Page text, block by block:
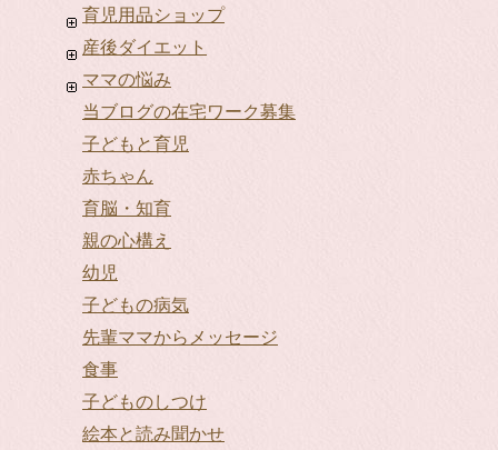
育児用品ショップ
産後ダイエット
ママの悩み
当ブログの在宅ワーク募集
子どもと育児
赤ちゃん
育脳・知育
親の心構え
幼児
子どもの病気
先輩ママからメッセージ
食事
子どものしつけ
絵本と読み聞かせ